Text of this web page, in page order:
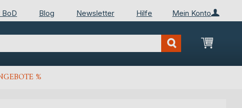
Mein Konto
BoD Blog Newsletter Hilfe
Mein
%